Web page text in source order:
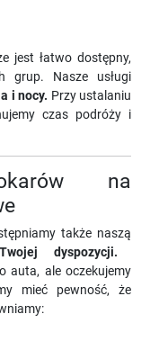
jest łatwo dostępny,
grup. Nasze usługi
i nocy. Przy ustalaniu
czas podróży i
na
także naszą
dyspozycji.
auta, ale oczekujemy
mieć pewność, że